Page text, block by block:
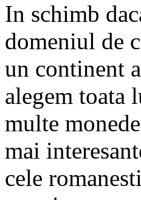
In schimb
domeniul de
un continent
alegem toata
multe
mai
cele